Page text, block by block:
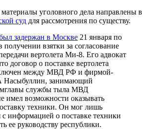
уголовного дела направлены в
суд для рассмотрения по существу.
задержан в Москве 21 января по
взятки за согласование
вертолета Ми-8. Его адвокат
договор о поставке вертолета
между МВД РФ и фирмой-
Насыбуллин, занимающий
службы тыла МВД
имел возможности оказывать
техники. Он мог лишь
с информацией о поставке техники
ее руководству республики.